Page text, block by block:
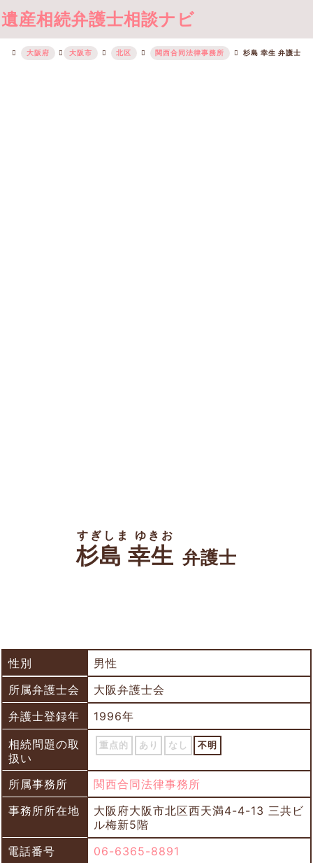
遺産相続弁護士相談ナビ
大阪府 大阪市 北区 関西合同法律事務所 杉島 幸生 弁護士
杉島 幸生
すぎしま ゆきお
弁護士
性別
男性
所属弁護士会
大阪弁護士会
弁護士登録年
1996年
相続問題の取
扱い
重点的 あり なし 不明
所属事務所
関西合同法律事務所
事務所所在地
大阪府大阪市北区西天満4-4-13 三共ビ
ル梅新5階
電話番号
06-6365-8891